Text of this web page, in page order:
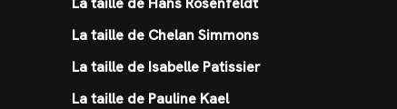
La taille de Chelan Simmons
La taille de Isabelle Patissier
La taille de Pauline Kael